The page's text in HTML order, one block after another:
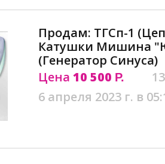
Продам: ТГСп-1
Катушки Мишина
(Генератор Синуса)
Цена 10 500 Р.
6 апреля 2023 г. в